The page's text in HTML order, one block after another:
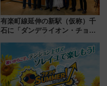
有楽町線延伸の新駅（仮称）千
石に「ダンデライオン・チョコ
1億円出資で挑む新時代のまちづ
くりとは？